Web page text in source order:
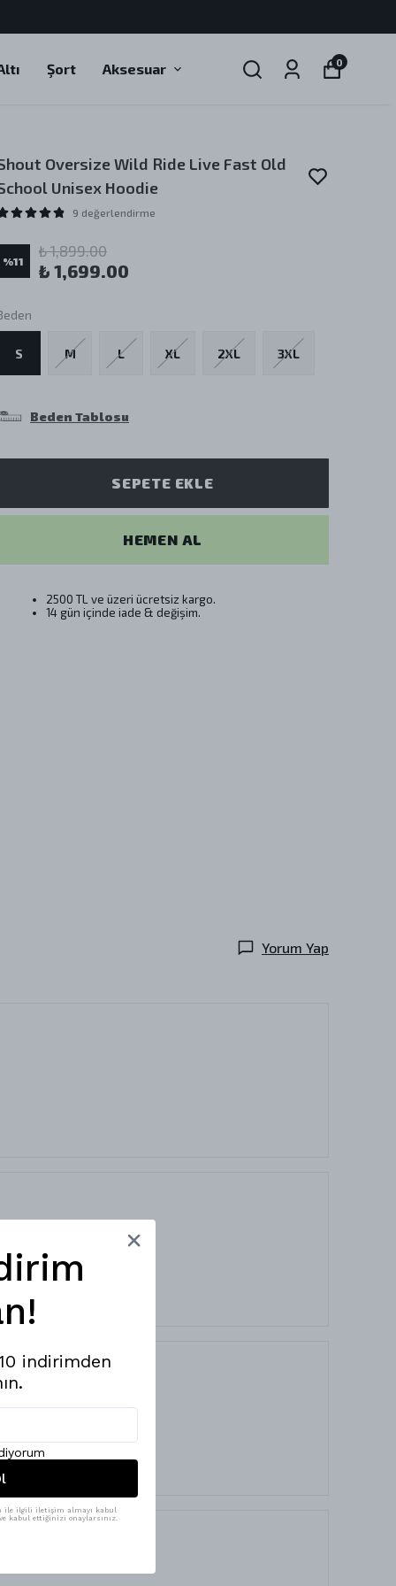
Şort Aksesuar 0
Oversize Wild Ride Live Fast Old
Unisex Hoodie
9 değerlendirme
%11
₺ 1,899.00
₺ 1,699.00
S M L XL 2XL 3XL
Beden Tablosu
SEPETE EKLE
HEMEN AL
2500 TL ve üzeri ücretsiz kargo.
14 gün içinde iade & değişim.
Yorum Yap
indirimden
ile ilgili iletişim almayı kabul
kabul ettiğinizi onaylarsınız.